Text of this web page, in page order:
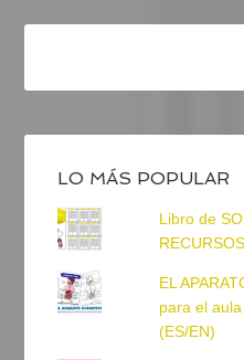
LO MÁS POPULAR
Libro de
EL
para el
(ES/EN)